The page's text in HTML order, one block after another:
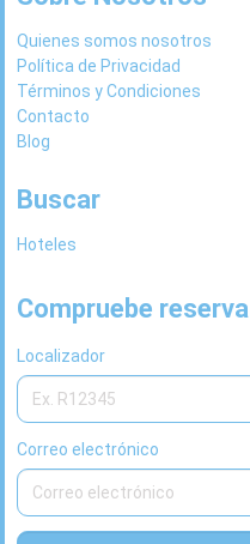
Quienes somos nosotros
Política de Privacidad
Términos y Condiciones
Contacto
Blog
Buscar
Hoteles
Compruebe reserva
Localizador
Correo electrónico